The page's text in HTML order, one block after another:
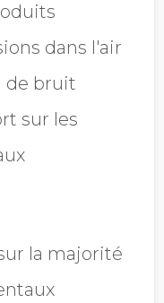
dans l'air
de bruit
sur les
la majorité